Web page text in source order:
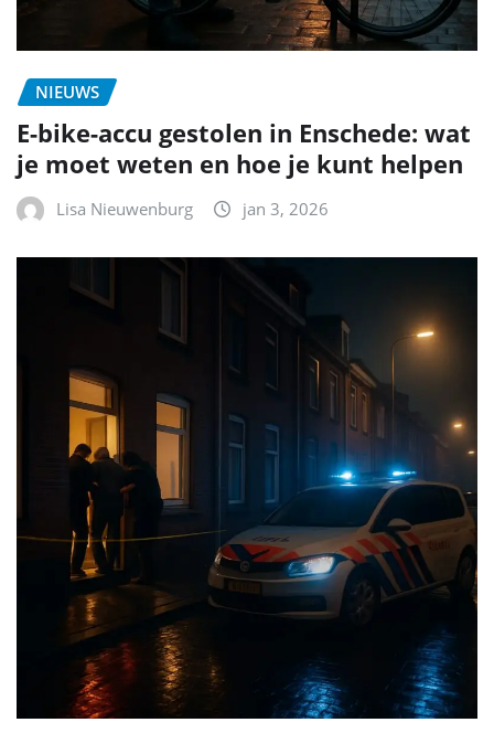
NIEUWS
E-bike-accu gestolen in Enschede: wat
je moet weten en hoe je kunt helpen
Lisa Nieuwenburg jan 3, 2026